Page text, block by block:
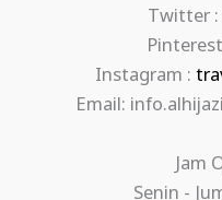
Twitter :
Instagram :
Email:
Jam
Senin -